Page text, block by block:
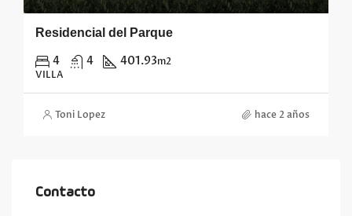
Residencial del Parque
4 4 401.93m2
VILLA
Toni Lopez hace 2 años
Contacto